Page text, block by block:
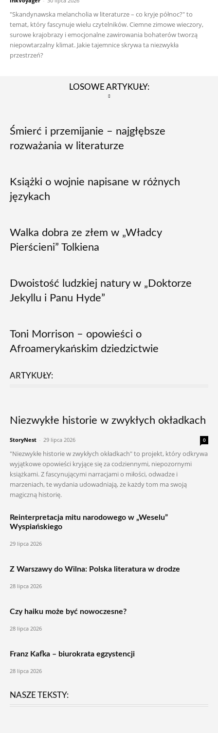
"Skandynawska melancholia w literaturze – co kryje północ?" to
temat, który fascynuje wielu czytelników. Ciemne zimowe wieczory,
surowe krajobrazy i emocjonalne zawirowania bohaterów tworzą
niepowtarzalny klimat. Jakie tajemnice skrywa ta niezwykła
przestrzeń?
LOSOWE ARTYKUŁY:
Śmierć i przemijanie – najgłębsze
rozważania w literaturze
Książki o wojnie napisane w różnych
językach
Walka dobra ze złem w „Władcy
Pierścieni” Tolkiena
Dwoistość ludzkiej natury w „Doktorze
Jekyllu i Panu Hyde”
Toni Morrison – opowieści o
Afroamerykańskim dziedzictwie
ARTYKUŁY:
Niezwykłe historie w zwykłych okładkach
StoryNest - 29 lipca 2026 0
"Niezwykłe historie w zwykłych okładkach" to projekt, który odkrywa
wyjątkowe opowieści kryjące się za codziennymi, niepozornymi
książkami. Z fascynującymi narracjami o miłości, odwadze i
marzeniach, te wydania udowadniają, że każdy tom ma swoją
magiczną historię.
Reinterpretacja mitu narodowego w „Weselu”
Wyspiańskiego
29 lipca 2026
Z Warszawy do Wilna: Polska literatura w drodze
28 lipca 2026
Czy haiku może być nowoczesne?
28 lipca 2026
Franz Kafka – biurokrata egzystencji
28 lipca 2026
NASZE TEKSTY: